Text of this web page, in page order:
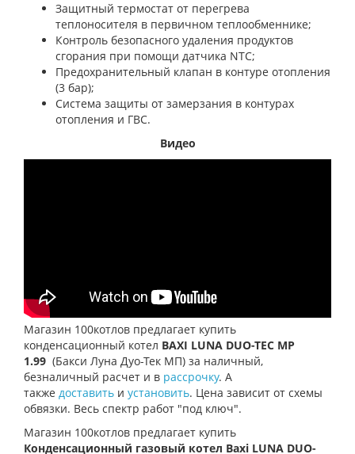
Защитный термостат от перегрева
теплоносителя в первичном теплообменнике;
Контроль безопасного удаления продуктов
сгорания при помощи датчика NTC;
Предохранительный клапан в контуре отопления
(3 бар);
Система защиты от замерзания в контурах
отопления и ГВС.
Видео
Магазин 100котлов предлагает купить
конденсационный котел BAXI LUNA DUO-TEC MP
1.99 (Бакси Луна Дуо-Тек МП) за наличный,
безналичный расчет и в рассрочку. А
также доставить и установить. Цена зависит от схемы
обвязки. Весь спектр работ "под ключ".
Магазин 100котлов предлагает купить
Конденсационный газовый котел Baxi LUNA DUO-